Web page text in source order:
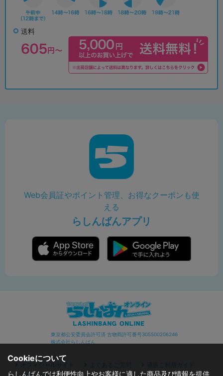
送料
Web会員証やポイント管理、お得なクーポンも使
える
らしんばんアプリ
東京都公安委員会許可済 古物商許可番号305500206246
株式会社らしんばん
オフィシャルサイト よくあるご質問
通販ご利用ガイド
Cookieについて
らしんばんでは利便性向上やお客様に適した商品及び情報を提供